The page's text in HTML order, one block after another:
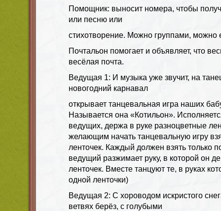
Помощник: выносит номера, чтобы
или песню или
стихотворение. Можно группами, можно
Почтальон помогает и объявляет, что
весёлая почта.
Ведущая 1: И музыка уже звучит, на
новогодний карнавал
открывает танцевальная игра наших
Называется она «Котильон».
ведущих, держа в руке разноцветные
желающим начать танцевальную игру
ленточек. Каждый должен взять только
ведущий разжимает руку, в которой он
ленточек. Вместе танцуют те, в руках
одной ленточки)
Ведущая 2: С хороводом искристого
ветвях берёз, с голубыми